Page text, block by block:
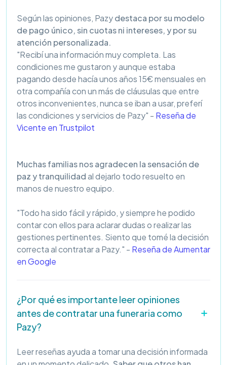
Según las opiniones, Pazydestaca por su modelo
de pago único, sin cuotas ni intereses, y por su
atención personalizada.
"Recibí una información muy completa. Las
condiciones me gustaron y aunque estaba
pagando desde hacía unos años 15€ mensuales en
otra compañía con un más de cláusulas que entre
otros inconvenientes, nunca se iban a usar, preferí
las condiciones y servicios de Pazy" - Reseña de
Vicente en Trustpilot
Muchas familias nos agradecen la sensación de
paz y tranquilidadal dejarlo todo resuelto en
manos de nuestro equipo.
"Todo ha sido fácil y rápido, y siempre he podido
contar con ellos para aclarar dudas o realizar las
gestiones pertinentes. Siento que tomé la decisión
correcta al contratar a Pazy." - Reseña de Aumentar
en Google
¿Por qué es importante leer opiniones
antes de contratar una funeraria como
Pazy?
Leer reseñas ayuda a tomar una decisión informada